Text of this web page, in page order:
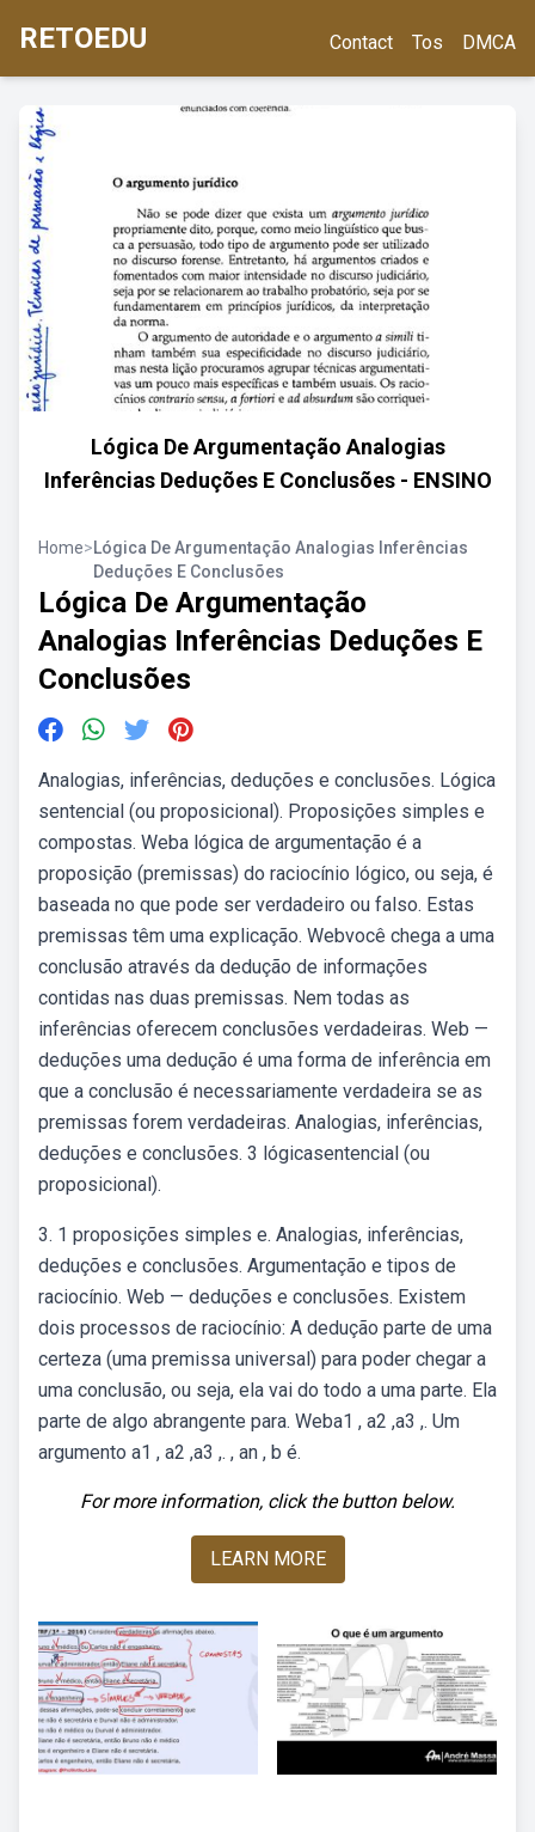
RETOEDU Contact Tos DMCA
Lógica De Argumentação Analogias
Inferências Deduções E Conclusões - ENSINO
Home>Lógica De Argumentação Analogias Inferências
Deduções E Conclusões
Lógica De Argumentação
Analogias Inferências Deduções E
Conclusões
Analogias, inferências, deduções e conclusões. Lógica
sentencial (ou proposicional). Proposições simples e
compostas. Weba lógica de argumentação é a
proposição (premissas) do raciocínio lógico, ou seja, é
baseada no que pode ser verdadeiro ou falso. Estas
premissas têm uma explicação. Webvocê chega a uma
conclusão através da dedução de informações
contidas nas duas premissas. Nem todas as
inferências oferecem conclusões verdadeiras. Web —
deduções uma dedução é uma forma de inferência em
que a conclusão é necessariamente verdadeira se as
premissas forem verdadeiras. Analogias, inferências,
deduções e conclusões. 3 lógicasentencial (ou
proposicional).
3. 1 proposições simples e. Analogias, inferências,
deduções e conclusões. Argumentação e tipos de
raciocínio. Web — deduções e conclusões. Existem
dois processos de raciocínio: A dedução parte de uma
certeza (uma premissa universal) para poder chegar a
uma conclusão, ou seja, ela vai do todo a uma parte. Ela
parte de algo abrangente para. Weba1 , a2 ,a3 ,. Um
argumento a1 , a2 ,a3 ,. , an , b é.
For more information, click the button below.
LEARN MORE